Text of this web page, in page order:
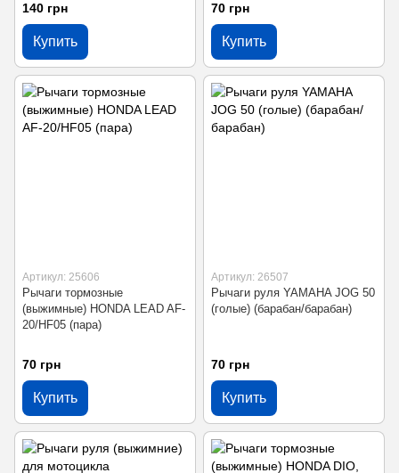
140 грн
Купить
70 грн
Купить
Артикул: 25606
Рычаги тормозные
(выжимные) HONDA LEAD AF-
20/HF05 (пара)
70 грн
Купить
Артикул: 26507
Рычаги руля YAMAHA JOG 50
(голые) (барабан/барабан)
70 грн
Купить